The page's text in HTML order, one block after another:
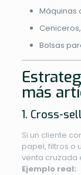
Máquinas
Bolsas
más
1. Cross-
Si un cliente
papel, filtros o
venta cruzada
Ejemplo real: